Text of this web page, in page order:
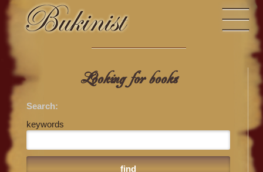
Looking for books
Search:
keywords